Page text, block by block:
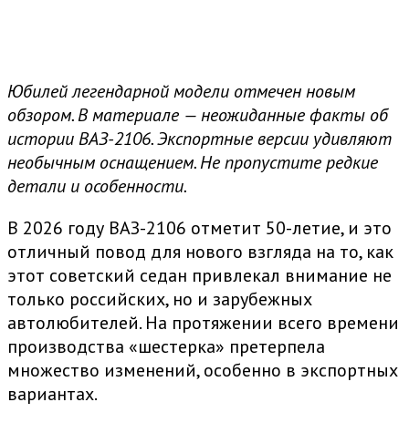
Юбилей легендарной модели отмечен новым
обзором. В материале — неожиданные факты об
истории ВАЗ-2106. Экспортные версии удивляют
необычным оснащением. Не пропустите редкие
детали и особенности.
В 2026 году ВАЗ-2106 отметит 50-летие, и это
отличный повод для нового взгляда на то, как
этот советский седан привлекал внимание не
только российских, но и зарубежных
автолюбителей. На протяжении всего времени
производства «шестерка» претерпела
множество изменений, особенно в экспортных
вариантах.